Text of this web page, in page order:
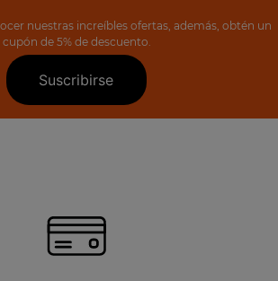
nuestras increíbles ofertas, además, obtén un
cupón de 5% de descuento.
Suscribirse